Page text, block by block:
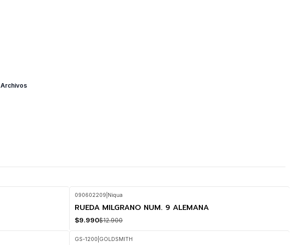
Archivos
-23%
OFF
090602209 Niqua
RUEDA MILGRANO NUM. 9 ALEMANA
$9.990$12.900
GS-1200 GOLDSMITH